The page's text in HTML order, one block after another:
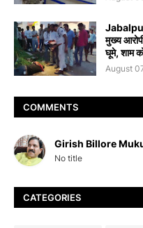
Jabalpur
मुख्य
घूमे, शाम
August
COMMENTS
Girish Billore
No title
CATEGORIES